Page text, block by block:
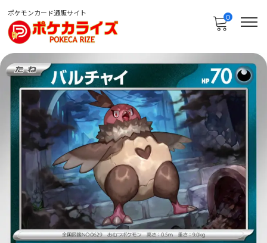
ポケモンカード通販サイト 0